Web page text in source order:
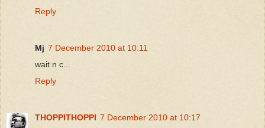
Reply
Mj 7 December 2010 at 10:11
wait n c...
Reply
THOPPITHOPPI 7 December 2010 at 10:17